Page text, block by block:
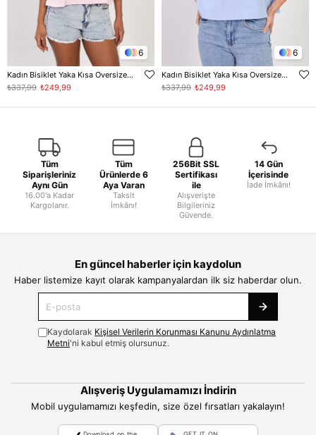
6
Kadın Bisiklet Yaka Kısa Oversize T-Shirt - Toz Pembe
₺249,99
₺337,99
6
Kadın Bisiklet Yaka Kısa Oversize T-Shirt - Bebe Mavi
₺249,99
₺337,99
Tüm
Siparişleriniz
Aynı Gün
16.00'a Kadar
Kargolanır.
Tüm
Ürünlerde 6
Aya Varan
Taksit
İmkânı!
256Bit SSL
Sertifikası
ile
Alışverişte
Bilgileriniz
Güvende.
14 Gün
İçerisinde
İade İmkânı!
En güncel haberler için kaydolun
Haber listemize kayıt olarak kampanyalardan ilk siz haberdar olun.
Kaydolarak Kişisel Verilerin Korunması Kanunu Aydınlatma
Metni'ni kabul etmiş olursunuz.
Alışveriş Uygulamamızı İndirin
Mobil uygulamamızı keşfedin, size özel fırsatları yakalayın!